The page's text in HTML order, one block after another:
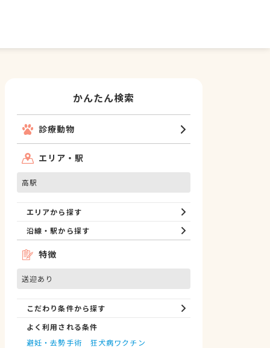
かんたん検索
診療動物
エリア・駅
高駅
エリアから探す
沿線・駅から探す
特徴
送迎あり
こだわり条件から探す
よく利用される条件
避妊・去勢手術
狂犬病ワクチン